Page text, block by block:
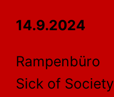
14.9.2024
Rampenbüro
Sick of Society